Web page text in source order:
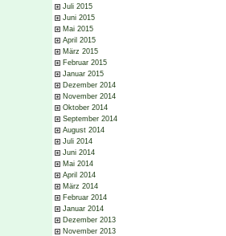
Juli 2015
Juni 2015
Mai 2015
April 2015
März 2015
Februar 2015
Januar 2015
Dezember 2014
November 2014
Oktober 2014
September 2014
August 2014
Juli 2014
Juni 2014
Mai 2014
April 2014
März 2014
Februar 2014
Januar 2014
Dezember 2013
November 2013